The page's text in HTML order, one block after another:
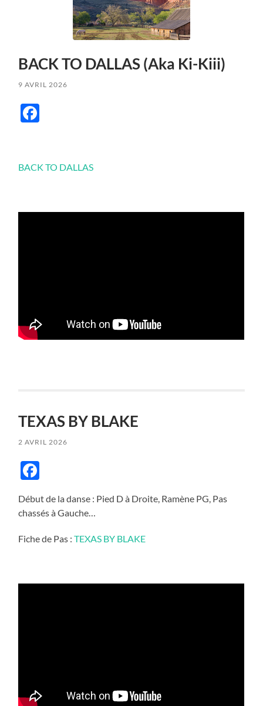
BACK TO DALLAS (Aka Ki-Kiii)
9 AVRIL 2026
BACKTO DALLAS
TEXAS BY BLAKE
2 AVRIL 2026
Début de la danse : Pied D à Droite, Ramène PG, Pas
chassés à Gauche…
Fiche de Pas :TEXAS BY BLAKE